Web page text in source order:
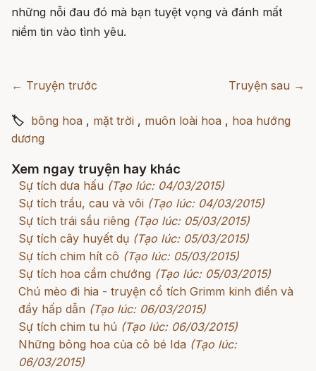
những nỗi đau đó mà bạn tuyệt vọng và đánh mất
niềm tin vào tình yêu.
← Truyện trước Truyện sau →
🏷 bông hoa , mặt trời , muôn loài hoa , hoa hướng
dương
Xem ngay truyện hay khác
Sự tích dưa hấu (Tạo lúc: 04/03/2015)
Sự tích trầu, cau và vôi (Tạo lúc: 04/03/2015)
Sự tích trái sầu riêng (Tạo lúc: 05/03/2015)
Sự tích cây huyết dụ (Tạo lúc: 05/03/2015)
Sự tích chim hít cô (Tạo lúc: 05/03/2015)
Sự tích hoa cẩm chướng (Tạo lúc: 05/03/2015)
Chú mèo đi hia - truyện cổ tích Grimm kinh điển và
đầy hấp dẫn (Tạo lúc: 06/03/2015)
Sự tích chim tu hú (Tạo lúc: 06/03/2015)
Những bông hoa của cô bé Ida (Tạo lúc:
06/03/2015)